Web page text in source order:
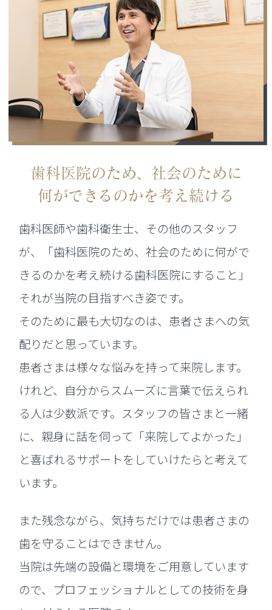
歯科医院のため、社会のために
何ができるのかを考え続ける
歯科医師や歯科衛生士、その他のスタッフ
が、「歯科医院のため、社会のために何がで
きるのかを考え続ける歯科医院にすること」
それが当院の目指すべき姿です。
そのために最も大切なのは、患者さまへの気
配りだと思っています。
患者さまは様々な悩みを持って来院します。
けれど、自分からスムーズに言葉で伝えられ
る人は少数派です。スタッフの皆さまと一緒
に、親身に話を伺って「来院してよかった」
と喜ばれるサポートをしていけたらと考えて
います。
また残念ながら、気持ちだけでは患者さまの
歯を守ることはできません。
当院は先端の設備と環境をご用意しています
ので、プロフェッショナルとしての技術を身